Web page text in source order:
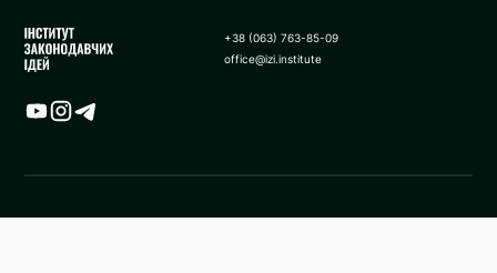
+38 (063) 763-85-09
office@izi.institute